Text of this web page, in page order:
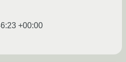
+00:00